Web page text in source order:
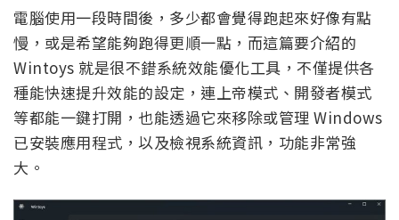
電腦使用一段時間後，多少都會覺得跑起來好像有點
慢，或是希望能夠跑得更順一點，而這篇要介紹的
Wintoys 就是很不錯系統效能優化工具，不僅提供各
種能快速提升效能的設定，連上帝模式、開發者模式
等都能一鍵打開，也能透過它來移除或管理 Windows
已安裝應用程式，以及檢視系統資訊，功能非常強
大。